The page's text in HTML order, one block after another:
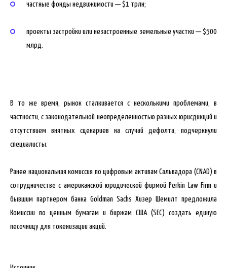
частные фонды недвижимости — $1 трлн;
проекты застройки или незастроенные земельные участки — $500
млрд.
В то же время, рынок сталкивается с несколькими проблемами, в
частности, с законодательной неопределенностью разных юрисдикций и
отсутствием внятных сценариев на случай дефолта, подчеркнули
специалисты.
Ранее национальная комиссия по цифровым активам Сальвадора (CNAD) в
сотрудничестве с американской юридической фирмой Perkin Law Firm и
бывшим партнером банка Goldman Sachs Хизер Шемилт предложила
Комиссии по ценным бумагам и биржам США (SEC) создать единую
песочницу для токенизации акций.